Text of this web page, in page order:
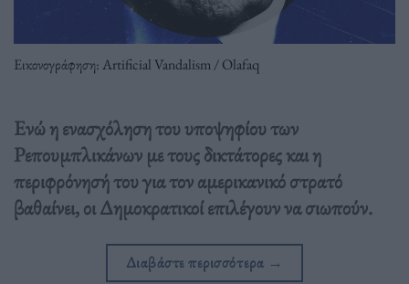
Εικονογράφηση: Artificial Vandalism / Olafaq
Ενώ η ενασχόληση του υποψηφίου των
Ρεπουμπλικάνων με τους δικτάτορες και η
περιφρόνησή του για τον αμερικανικό στρατό
βαθαίνει, οι Δημοκρατικοί επιλέγουν να σιωπούν.
Διαβάστε περισσότερα →